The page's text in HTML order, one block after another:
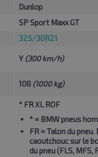
Dunlop
SP Sport Maxx GT
325/30R21
Y (300 km/h)
108 (1000 kg)
* FR XL ROF
*= BMW pneus
FR= Talon du pneu.
caoutchouc sur le
du pneu (FLS, MFS,